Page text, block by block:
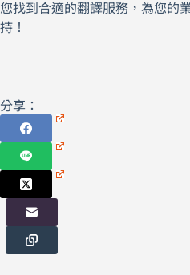
您找到合適的翻譯服務，為您的
持！
分享：